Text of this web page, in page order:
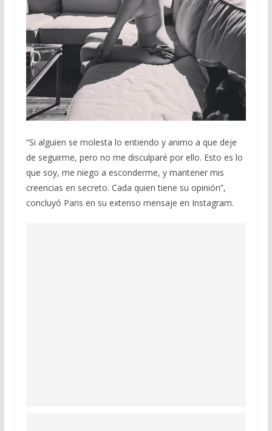
“Si alguien se molesta lo entiendo y animo a que deje
de seguirme, pero no me disculparé por ello. Esto es lo
que soy, me niego a esconderme, y mantener mis
creencias en secreto. Cada quien tiene su opinión”,
concluyó Paris en su extenso mensaje en Instagram.